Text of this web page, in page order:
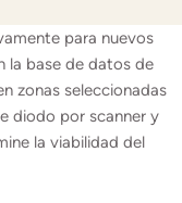
para nuevos
la base de datos de
zonas seleccionadas
diodo por scanner y
la viabilidad del